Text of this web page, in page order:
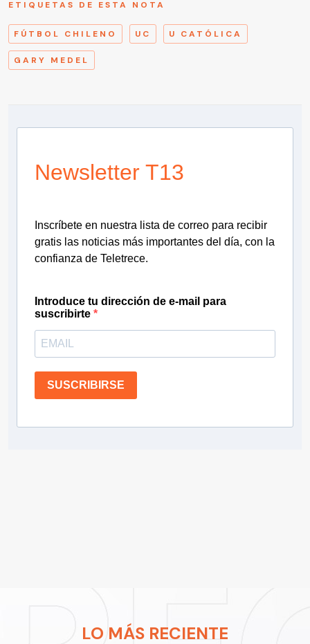
ETIQUETAS DE ESTA NOTA
FÚTBOL CHILENO UC U CATÓLICA
GARY MEDEL
Newsletter T13
Inscríbete en nuestra lista de correo para recibir
gratis las noticias más importantes del día, con la
confianza de Teletrece.
Introduce tu dirección de e-mail para
suscribirte
SUSCRIBIRSE
LO MÁS RECIENTE